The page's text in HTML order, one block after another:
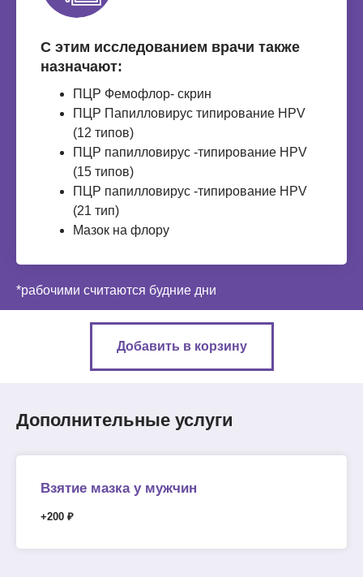
С этим исследованием врачи также
назначают:
ПЦР Фемофлор- скрин
ПЦР Папилловирус типирование HPV
(12 типов)
ПЦР папилловирус -типирование HPV
(15 типов)
ПЦР папилловирус -типирование HPV
(21 тип)
Мазок на флору
*рабочими считаются будние дни
Добавить в корзину
Дополнительные услуги
Взятие мазка у мужчин
+200 ₽